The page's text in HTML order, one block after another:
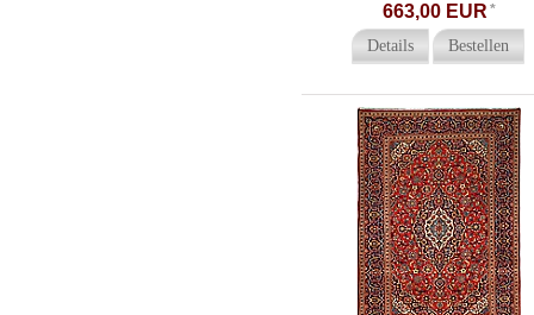
663,00 EUR *
Details Bestellen